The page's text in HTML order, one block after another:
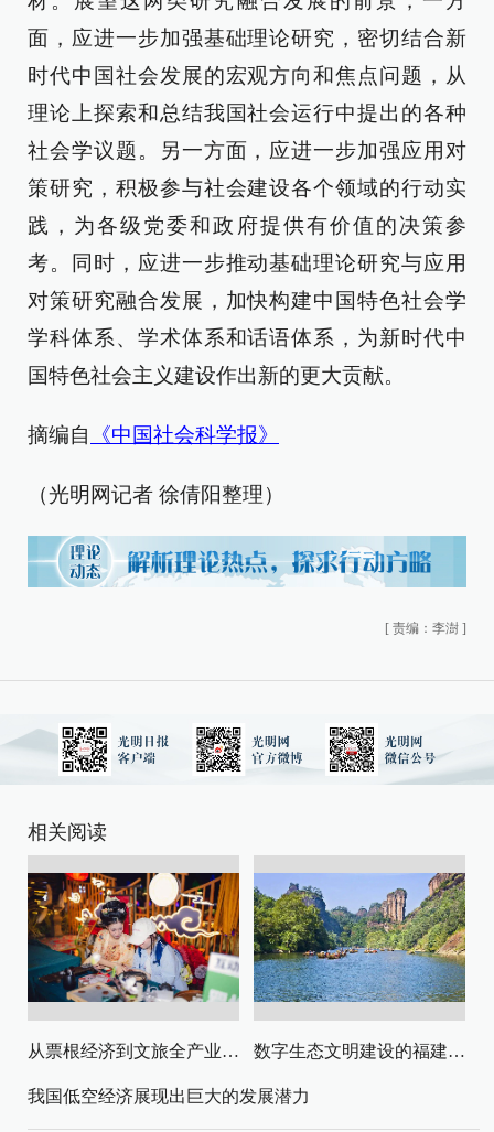
面，应进一步加强基础理论研究，密切结合新
时代中国社会发展的宏观方向和焦点问题，从
理论上探索和总结我国社会运行中提出的各种
社会学议题。另一方面，应进一步加强应用对
策研究，积极参与社会建设各个领域的行动实
践，为各级党委和政府提供有价值的决策参
考。同时，应进一步推动基础理论研究与应用
对策研究融合发展，加快构建中国特色社会学
学科体系、学术体系和话语体系，为新时代中
国特色社会主义建设作出新的更大贡献。
摘编自 《中国社会科学报》
（光明网记者 徐倩阳整理）
[ 责编：李澍 ]
相关阅读
从票根经济到文旅全产业链升级 数字生态文明建设的福建路径与启示
我国低空经济展现出巨大的发展潜力